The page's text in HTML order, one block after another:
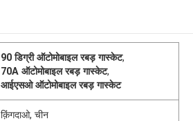
90 डिग्री ऑटोमोबाइल रबड़ गास्केट,
70A ऑटोमोबाइल रबड़ गास्केट,
आईएसओ ऑटोमोबाइल रबड़ गास्केट
क़िंगदाओ, चीन